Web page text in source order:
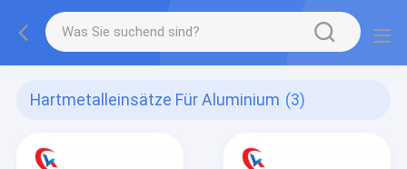
Hartmetalleinsätze Für Aluminium (3)